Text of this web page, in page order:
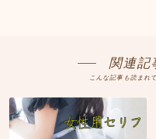
関連記
こんな記事も読まれ